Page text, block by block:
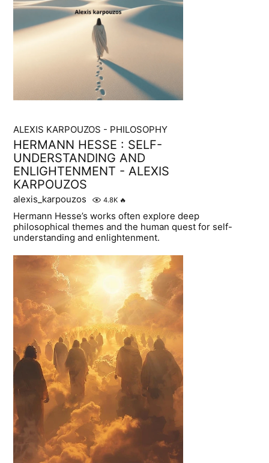
ALEXIS KARPOUZOS - PHILOSOPHY
HERMANN HESSE : SELF-
UNDERSTANDING AND
ENLIGHTENMENT - ALEXIS
KARPOUZOS
alexis_karpouzos 4.8K 🔥
Hermann Hesse’s works often explore deep
philosophical themes and the human quest for self-
understanding and enlightenment.